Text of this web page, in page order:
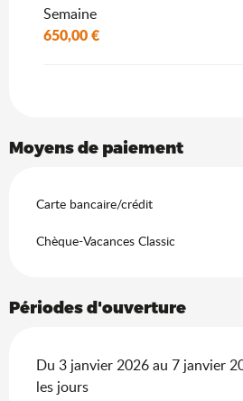
Semaine
650,00 €
Moyens de paiement
Carte bancaire/crédit
Chèque-Vacances Classic
Périodes d'ouverture
Du 3 janvier 2026 au 7 janvier
les jours